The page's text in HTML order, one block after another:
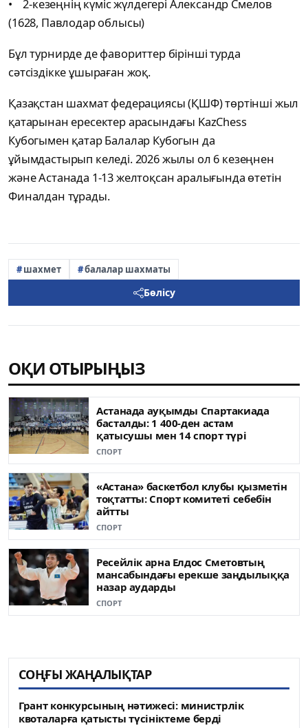
• 2-кезеңнің күміс жүлдегері Александр Смелов
(1628, Павлодар облысы)
Бұл турнирде де фавориттер бірінші турда
сәтсіздікке ұшыраған жоқ.
Қазақстан шахмат федерациясы (ҚШФ) төртінші жыл
қатарынан ересектер арасындағы KazChess
Кубогымен қатар Балалар Кубогын да
ұйымдастырып келеді. 2026 жылы ол 6 кезеңнен
және Астанада 1-13 желтоқсан аралығында өтетін
Финалдан тұрады.
шахмет балалар шахматы
Бөлісу
ОҚИ ОТЫРЫҢЫЗ
Астанада ауқымды Спартакиада
басталды: 1 400-ден астам
қатысушы мен 14 спорт түрі
СПОРТ
«Астана» баскетбол клубы қызметін
тоқтатты: Спорт комитеті себебін
айтты
СПОРТ
Ресейлік арна Елдос Сметовтың
мансабындағы ерекше заңдылыққа
назар аударды
СПОРТ
СОҢҒЫ ЖАҢАЛЫҚТАР
Грант конкурсының нәтижесі: министрлік
квоталарға қатысты түсініктеме берді